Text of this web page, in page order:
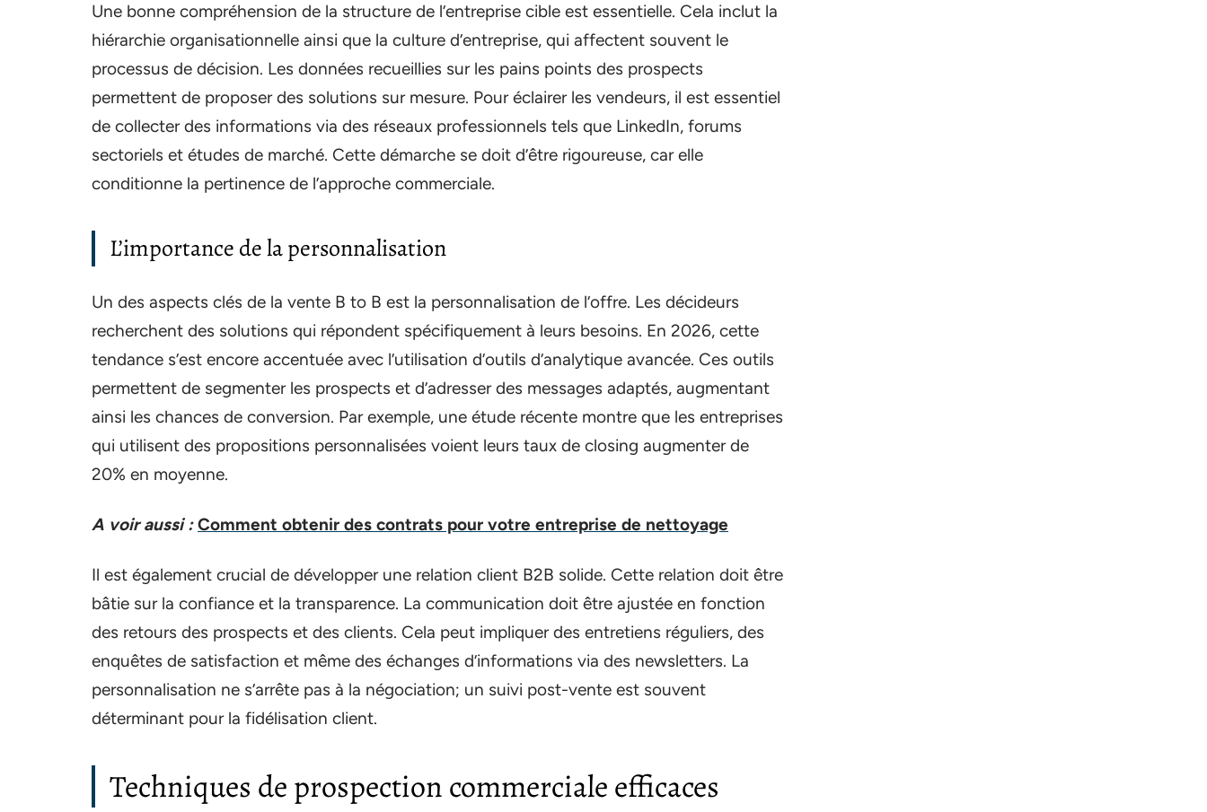
Une bonne compréhension de la structure de l’entreprise cible est essentielle. Cela inclut la
hiérarchie organisationnelle ainsi que la culture d’entreprise, qui affectent souvent le
processus de décision. Les données recueillies sur les pains points des prospects
permettent de proposer des solutions sur mesure. Pour éclairer les vendeurs, il est essentiel
de collecter des informations via des réseaux professionnels tels que LinkedIn, forums
sectoriels et études de marché. Cette démarche se doit d’être rigoureuse, car elle
conditionne la pertinence de l’approche commerciale.
L’importance de la personnalisation
Un des aspects clés de la vente B to B est la personnalisation de l’offre. Les décideurs
recherchent des solutions qui répondent spécifiquement à leurs besoins. En 2026, cette
tendance s’est encore accentuée avec l’utilisation d’outils d’analytique avancée. Ces outils
permettent de segmenter les prospects et d’adresser des messages adaptés, augmentant
ainsi les chances de conversion. Par exemple, une étude récente montre que les entreprises
qui utilisent des propositions personnalisées voient leurs taux de closing augmenter de
20% en moyenne.
A voir aussi : Comment obtenir des contrats pour votre entreprise de nettoyage
Il est également crucial de développer une relation client B2B solide. Cette relation doit être
bâtie sur la confiance et la transparence. La communication doit être ajustée en fonction
des retours des prospects et des clients. Cela peut impliquer des entretiens réguliers, des
enquêtes de satisfaction et même des échanges d’informations via des newsletters. La
personnalisation ne s’arrête pas à la négociation; un suivi post-vente est souvent
déterminant pour la fidélisation client.
Techniques de prospection commerciale efficaces